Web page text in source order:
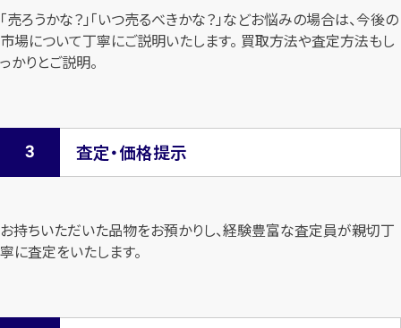
「売ろうかな？」「いつ売るべきかな？」などお悩みの場合は、今後の
市場について丁寧にご説明いたします。 買取方法や査定方法もし
っかりとご説明。
査定・価格提示
お持ちいただいた品物をお預かりし、経験豊富な査定員が親切丁
寧に査定をいたします。